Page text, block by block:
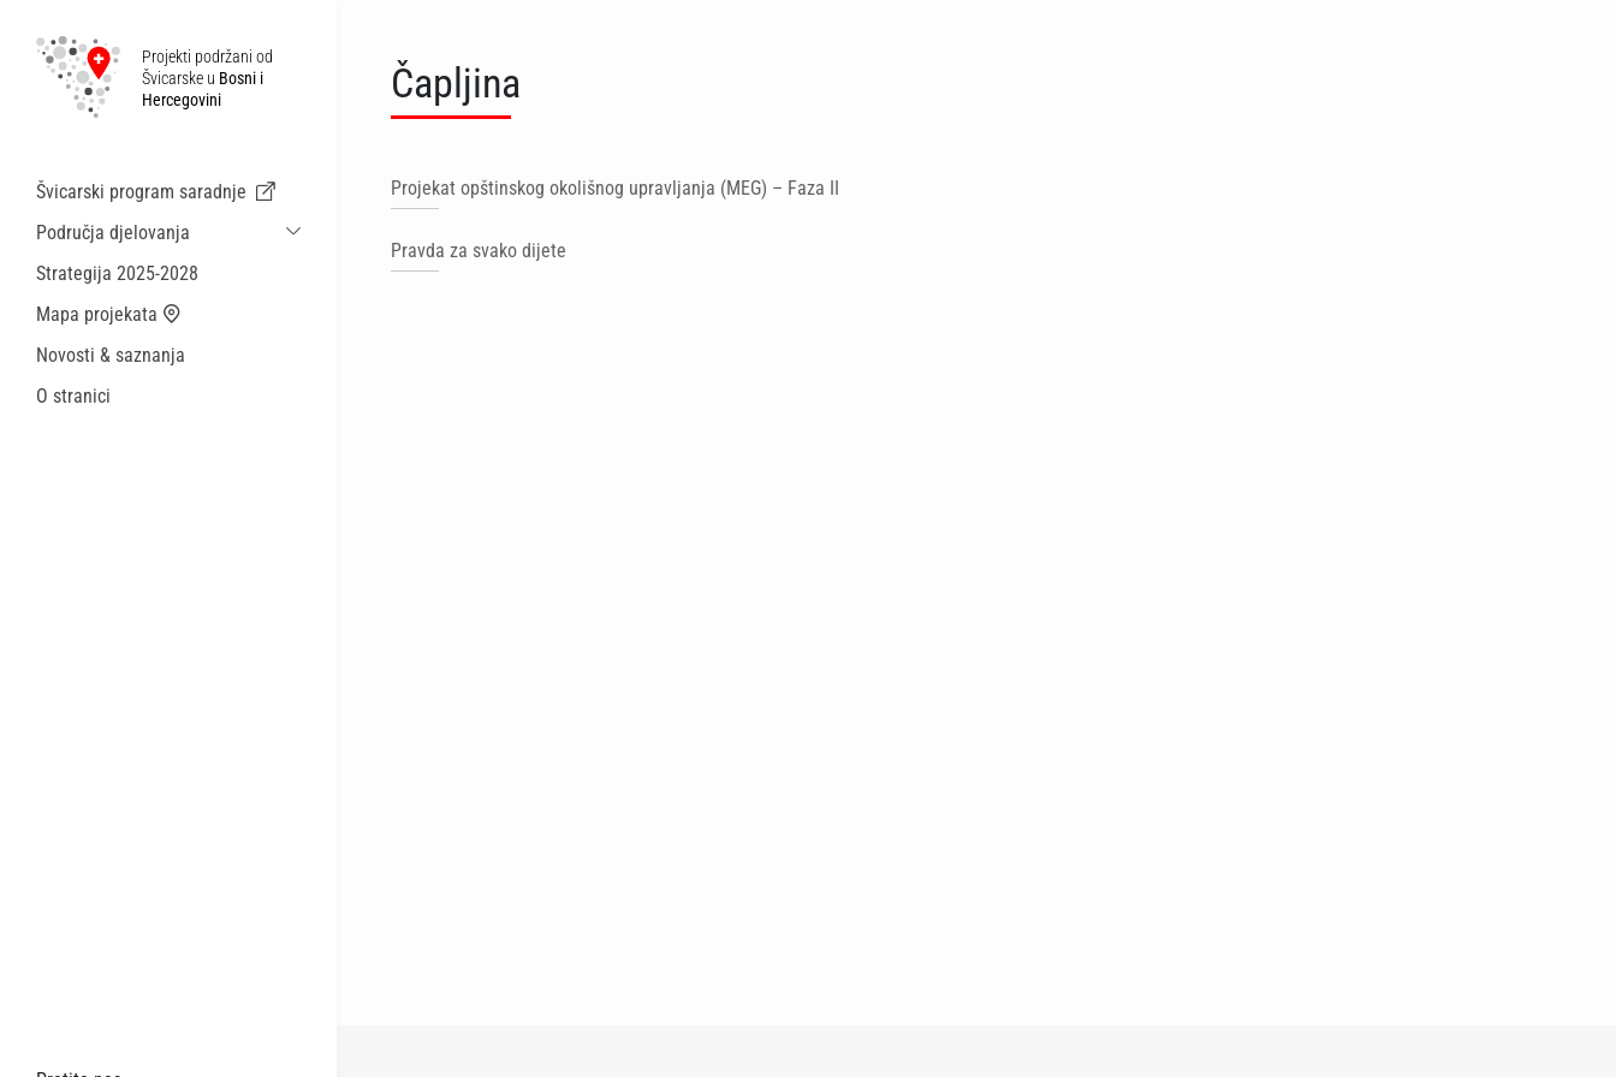
Projekti podržani od
Švicarske u Bosni i
Hercegovini
Švicarski program saradnje
Područja djelovanja
Održiva ekonomska saradnja i migracije
Strategija 2025-2028
Mapa projekata
Novosti & saznanja
O stranici
Čapljina
Projekat opštinskog okolišnog upravljanja (MEG) – Faza II
Pravda za svako dijete